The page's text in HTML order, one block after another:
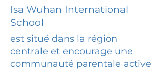
Isa Wuhan International
School
est situé dans la région
centrale et encourage une
communauté parentale active